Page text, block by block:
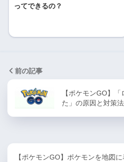
ってできるの？
前の記事
【ポケモンGO】
た」の原因と対策法
【ポケモンGO】ポケモンを地図